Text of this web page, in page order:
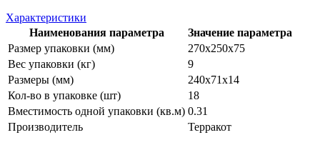
Характеристики
Наименования параметра
Значение параметра
Размер упаковки (мм)
270х250х75
Вес упаковки (кг)
9
Размеры (мм)
240х71х14
Кол-во в упаковке (шт)
18
Вместимость одной упаковки (кв.м) 0.31
Производитель
Терракот